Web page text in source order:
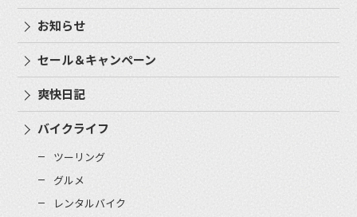
お知らせ
セール＆キャンペーン
爽快日記
バイクライフ
ツーリング
グルメ
レンタルバイク